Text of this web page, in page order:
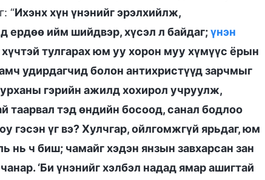
“Ихэнх хүн үнэнийг эрэлхийлж,
ердөө ийм шийдвэр, хүсэл л байдаг;үнэн
тулгарах юм уу хорон муу хүмүүс ёрын
удирдагчид болон антихристүүд зарчмыг
гэрийн ажилд хохирол учруулж,
таарвал тэд өндийн босоод, санал бодлоо
гэсэн үг вэ? Хулчгар, ойлгомжгүй ярьдаг, юм
нь ч биш; чамайг хэдэн янзын завхарсан зан
‘Би үнэнийг хэлбэл надад ямар ашигтай